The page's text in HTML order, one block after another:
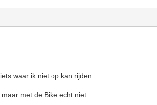
waar ik niet op kan rijden.
met de Bike echt niet.